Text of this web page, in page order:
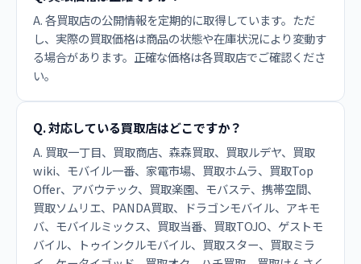
A. 各買取店の公開情報を定期的に取得しています。ただ
し、実際の買取価格は商品の状態や在庫状況により変動す
る場合があります。正確な価格は各買取店でご確認くださ
い。
Q. 対応している買取店はどこですか？
A. 買取一丁目、買取商店、森森買取、買取ルデヤ、買取
wiki、モバイル一番、家電市場、買取ホムラ、買取Top
Offer、アバウテック、買取楽園、モバステ、携帯空間、
買取ソムリエ、PANDA買取、ドラゴンモバイル、アキモ
バ、モバイルミックス、買取当番、買取TOJO、ゲストモ
バイル、トゥインクルモバイル、買取スター、買取ミラ